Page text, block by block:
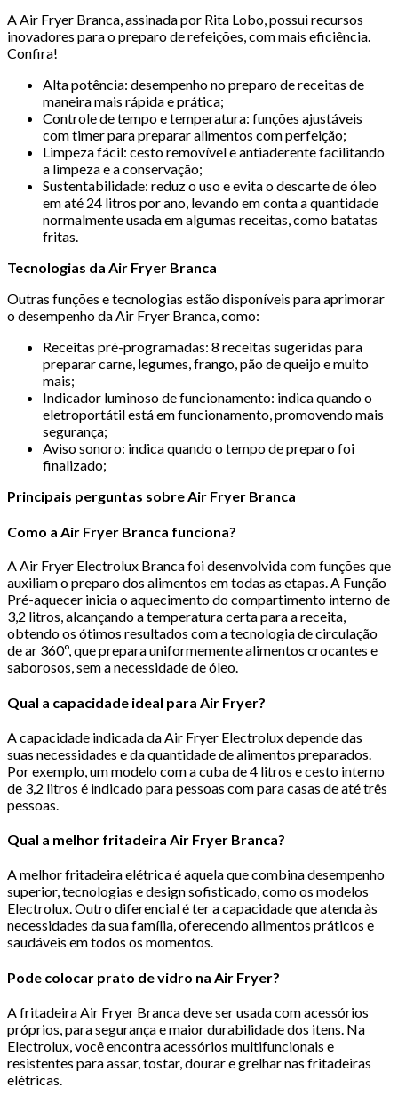
A Air Fryer Branca, assinada por Rita Lobo, possui recursos
inovadores para o preparo de refeições, com mais eficiência.
Confira!
Alta potência: desempenho no preparo de receitas de
maneira mais rápida e prática;
Controle de tempo e temperatura: funções ajustáveis
com timer para preparar alimentos com perfeição;
Limpeza fácil: cesto removível e antiaderente facilitando
a limpeza e a conservação;
Sustentabilidade: reduz o uso e evita o descarte de óleo
em até 24 litros por ano, levando em conta a quantidade
normalmente usada em algumas receitas, como batatas
fritas.
Tecnologias da Air Fryer Branca
Outras funções e tecnologias estão disponíveis para aprimorar
o desempenho da Air Fryer Branca, como:
Receitas pré-programadas: 8 receitas sugeridas para
preparar carne, legumes, frango, pão de queijo e muito
mais;
Indicador luminoso de funcionamento: indica quando o
eletroportátil está em funcionamento, promovendo mais
segurança;
Aviso sonoro: indica quando o tempo de preparo foi
finalizado;
Principais perguntas sobre Air Fryer Branca
Como a Air Fryer Branca funciona?
A Air Fryer Electrolux Branca foi desenvolvida com funções que
auxiliam o preparo dos alimentos em todas as etapas. A Função
Pré-aquecer inicia o aquecimento do compartimento interno de
3,2 litros, alcançando a temperatura certa para a receita,
obtendo os ótimos resultados com a tecnologia de circulação
de ar 360º, que prepara uniformemente alimentos crocantes e
saborosos, sem a necessidade de óleo.
Qual a capacidade ideal para Air Fryer?
A capacidade indicada da Air Fryer Electrolux depende das
suas necessidades e da quantidade de alimentos preparados.
Por exemplo, um modelo com a cuba de 4 litros e cesto interno
de 3,2 litros é indicado para pessoas com para casas de até três
pessoas.
Qual a melhor fritadeira Air Fryer Branca?
A melhor fritadeira elétrica é aquela que combina desempenho
superior, tecnologias e design sofisticado, como os modelos
Electrolux. Outro diferencial é ter a capacidade que atenda às
necessidades da sua família, oferecendo alimentos práticos e
saudáveis em todos os momentos.
Pode colocar prato de vidro na Air Fryer?
A fritadeira Air Fryer Branca deve ser usada com acessórios
próprios, para segurança e maior durabilidade dos itens. Na
Electrolux, você encontra acessórios multifuncionais e
resistentes para assar, tostar, dourar e grelhar nas fritadeiras
elétricas.